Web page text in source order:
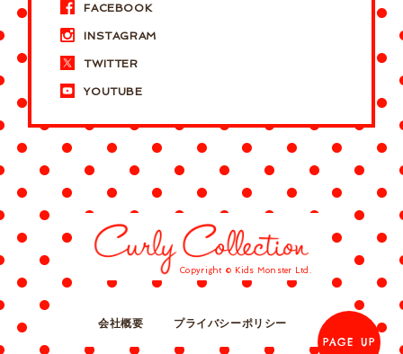
FACEBOOK
INSTAGRAM
TWITTER
YOUTUBE
Copyright © Kids Monster Ltd.
会社概要
プライバシーポリシー
PAGE UP